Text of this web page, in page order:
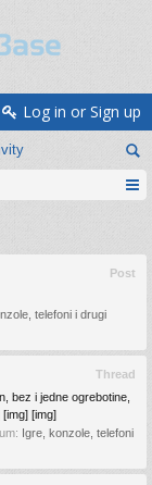
Log in or Sign up
Post
telefoni i drugi
Thread
bez i jedne ogrebotine,
[img] [img]
Igre, konzole, telefoni